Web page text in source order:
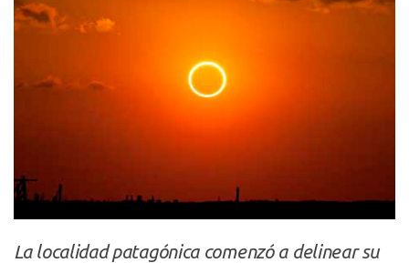
La localidad patagónica comenzó a delinear su